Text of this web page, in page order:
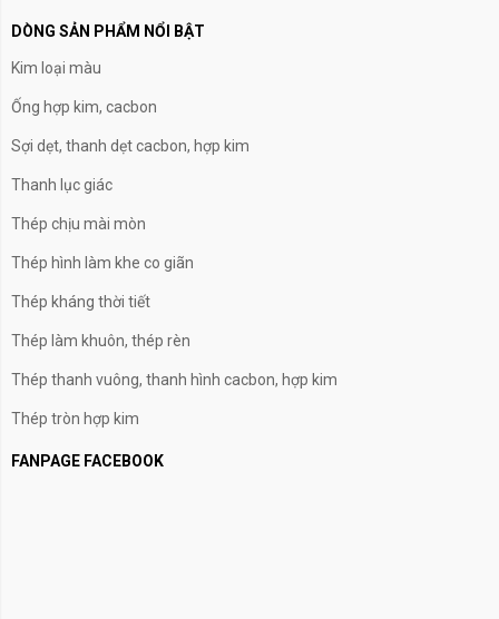
DÒNG SẢN PHẨM NỔI BẬT
Kim loại màu
Ống hợp kim, cacbon
Sợi dẹt, thanh dẹt cacbon, hợp kim
Thanh lục giác
Thép chịu mài mòn
Thép hình làm khe co giãn
Thép kháng thời tiết
Thép làm khuôn, thép rèn
Thép thanh vuông, thanh hình cacbon, hợp kim
Thép tròn hợp kim
FANPAGE FACEBOOK